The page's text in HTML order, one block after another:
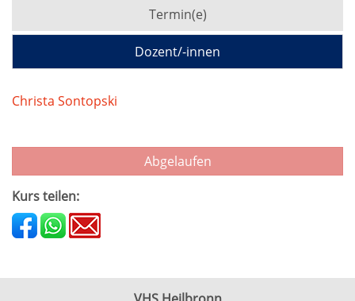
Termin(e)
Dozent/-innen
Christa Sontopski
Abgelaufen
Kurs teilen: